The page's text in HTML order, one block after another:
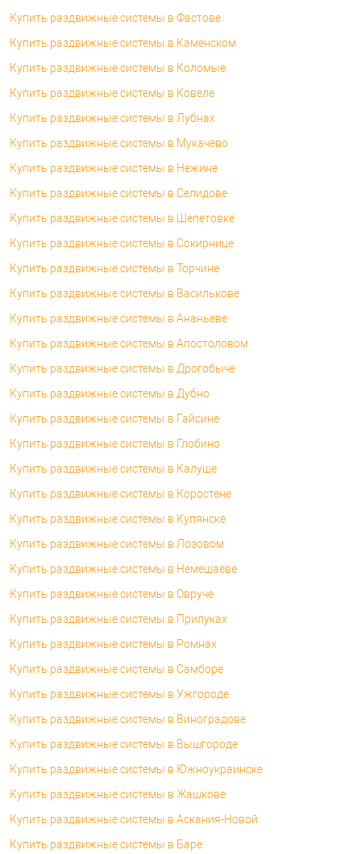
Купить раздвижные системы в Фастове
Купить раздвижные системы в Каменском
Купить раздвижные системы в Коломые
Купить раздвижные системы в Ковеле
Купить раздвижные системы в Лубнах
Купить раздвижные системы в Мукачево
Купить раздвижные системы в Нежине
Купить раздвижные системы в Селидове
Купить раздвижные системы в Шепетовке
Купить раздвижные системы в Сокирнице
Купить раздвижные системы в Торчине
Купить раздвижные системы в Василькове
Купить раздвижные системы в Ананьеве
Купить раздвижные системы в Апостоловом
Купить раздвижные системы в Дрогобыче
Купить раздвижные системы в Дубно
Купить раздвижные системы в Гайсине
Купить раздвижные системы в Глобино
Купить раздвижные системы в Калуше
Купить раздвижные системы в Коростене
Купить раздвижные системы в Купянске
Купить раздвижные системы в Лозовом
Купить раздвижные системы в Немешаеве
Купить раздвижные системы в Овруче
Купить раздвижные системы в Прилуках
Купить раздвижные системы в Ромнах
Купить раздвижные системы в Самборе
Купить раздвижные системы в Ужгороде
Купить раздвижные системы в Виноградове
Купить раздвижные системы в Вышгороде
Купить раздвижные системы в Южноукраинске
Купить раздвижные системы в Жашкове
Купить раздвижные системы в Аскания-Новой
Купить раздвижные системы в Баре